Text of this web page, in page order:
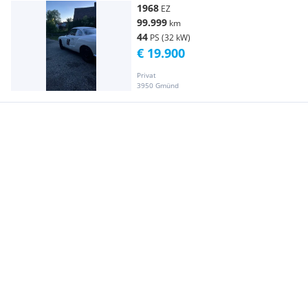
1968 EZ
99.999 km
44 PS (32 kW)
Privat
3950 Gmünd
€ 19.900